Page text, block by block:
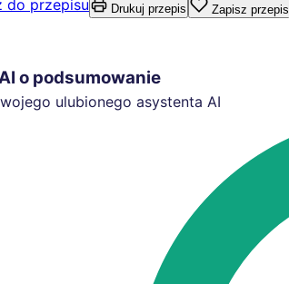
do przepisu Drukuj przepis Zapisz przepis
o podsumowanie
ulubionego asystenta AI